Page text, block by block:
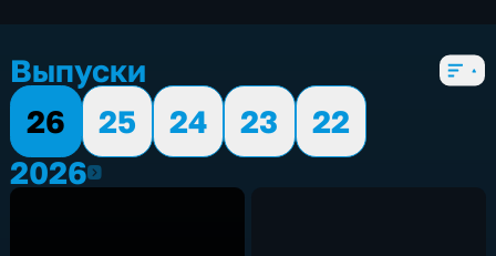
Выпуски
26
25 24 23
22
20262026